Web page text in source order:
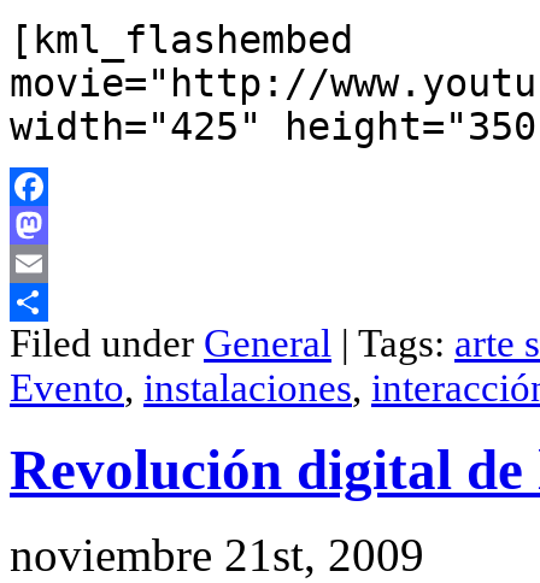
[kml_flashembed
movie="http://
width="425"
Facebook
Mastodon
Email
Compartir
Filed under General | Tags: arte
Evento, instalaciones,
Revolución digital
noviembre 21st, 2009